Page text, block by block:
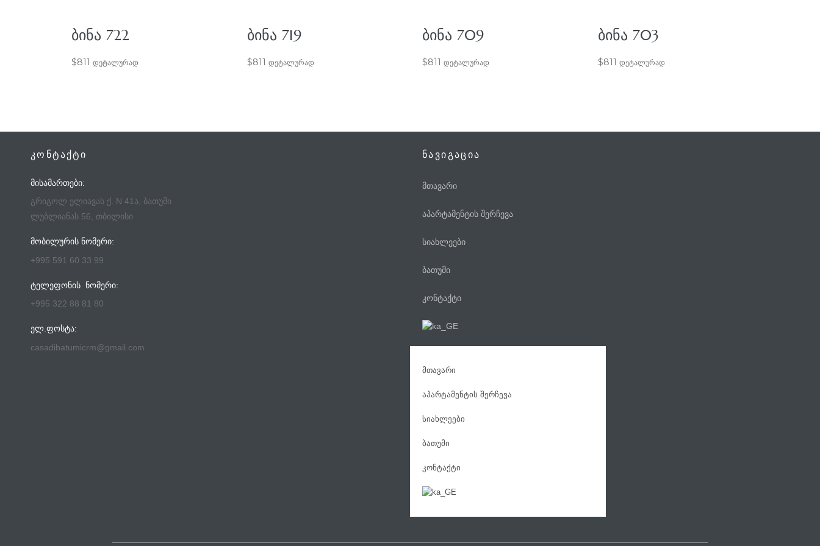
ᲑᲘᲜᲐ 722
$811 დეტალურად
ᲑᲘᲜᲐ 719
$811 დეტალურად
ᲑᲘᲜᲐ 709
$811 დეტალურად
ᲑᲘᲜᲐ 703
$811 დეტალურად
ᲙᲝᲜᲢᲐᲥᲢᲘ
ᲛᲘᲡᲐᲛᲐᲠᲗᲔᲑᲘ:
გრიგოლ ელიავას ქ. N 41ა, ბათუმი
ლუბლიანას 56, თბილისი
ᲛᲝᲑᲘᲚᲣᲠᲘᲡ ᲜᲝᲛᲔᲠᲘ:
+995 591 60 33 99
ᲢᲔᲚᲔᲤᲝᲜᲘᲡ ᲜᲝᲛᲔᲠᲘ:
+995 322 88 81 80
ᲔᲚ.ᲤᲝᲡᲢᲐ:
casadibatumicrm@gmail.com
ნავიგაცია
მთავარი
აპარტამენტის შერჩევა
სიახლეები
ბათუმი
კონტაქტი
მთავარი
აპარტამენტის შერჩევა
სიახლეები
ბათუმი
კონტაქტი